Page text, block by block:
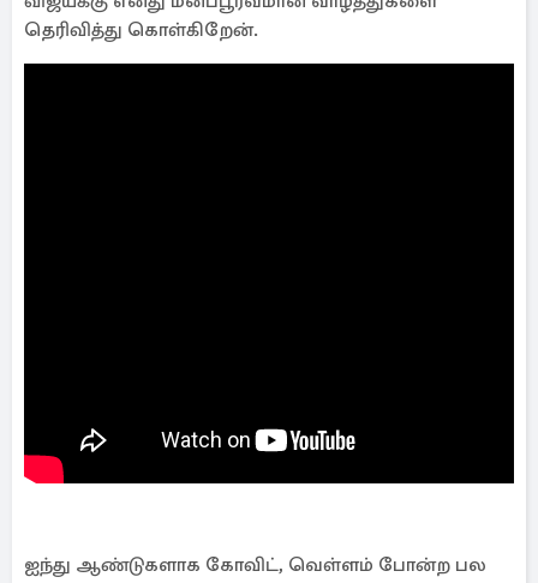
தெரிவித்து கொள்கிறேன்.
ஆரம்பிக்காதீங்கள், அதெல்லாம் இருக்கு. மக்களுக்கு
கொடுக்க மனசும், ஆட்சித்திறமையும் தான் வேண்டும்.
ஐந்து ஆண்டுகளாக கோவிட், வெள்ளம் போன்ற பல